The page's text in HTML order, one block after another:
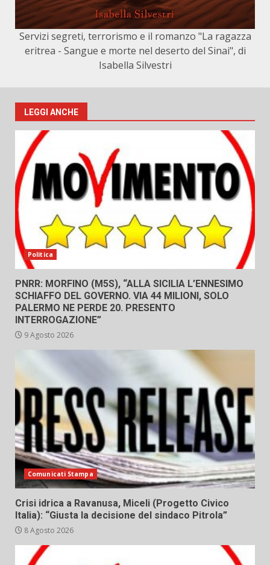
Servizi segreti, terrorismo e il romanzo "La ragazza
eritrea - Sangue e morte nel deserto del Sinai", di
Isabella Silvestri
LEGGI ANCHE
Politica
PNRR: MORFINO (M5S), “ALLA SICILIA L’ENNESIMO
SCHIAFFO DEL GOVERNO. VIA 44 MILIONI, SOLO
PALERMO NE PERDE 20. PRESENTO
INTERROGAZIONE”
9 Agosto 2026
Comunicati Stampa
Crisi idrica a Ravanusa, Miceli (Progetto Civico
Italia): “Giusta la decisione del sindaco Pitrola”
8 Agosto 2026